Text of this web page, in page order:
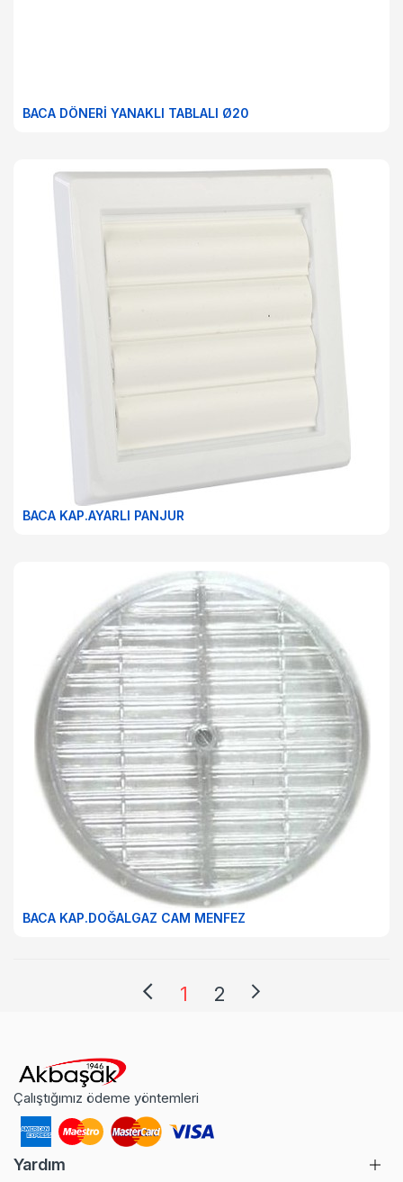
BACA DÖNERİ YANAKLI TABLALI Ø20
BACA KAP.AYARLI PANJUR
BACA KAP.DOĞALGAZ CAM MENFEZ
1 2
Çalıştığımız ödeme yöntemleri
Yardım